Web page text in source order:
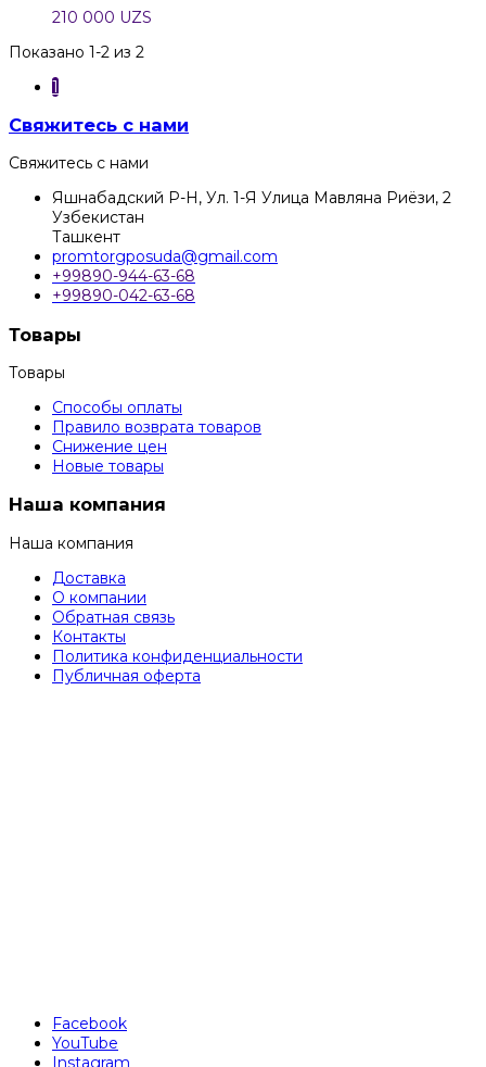
210 000 UZS
Показано 1-2 из 2
1
Свяжитесь с нами
Свяжитесь с нами
Яшнабадский Р-Н, Ул. 1-Я Улица Мавляна Риёзи, 2
Узбекистан
Ташкент
promtorgposuda@gmail.com
+99890-944-63-68
+99890-042-63-68
Товары
Товары
Способы оплаты
Правило возврата товаров
Снижение цен
Новые товары
Наша компания
Наша компания
Доставка
О компании
Обратная связь
Контакты
Политика конфиденциальности
Публичная оферта
Facebook
YouTube
Instagram